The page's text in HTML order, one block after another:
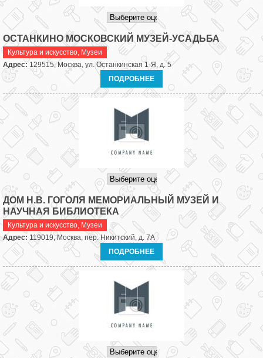
ОСТАНКИНО МОСКОВСКИЙ МУЗЕЙ-УСАДЬБА
Культура и искусство, Музеи
Адрес: 129515, Москва, ул. Останкинская 1-Я, д. 5
ПОДРОБНЕЕ
ДОМ Н.В. ГОГОЛЯ МЕМОРИАЛЬНЫЙ МУЗЕЙ И
НАУЧНАЯ БИБЛИОТЕКА
Культура и искусство, Музеи
Адрес: 119019, Москва, пер. Никитский, д. 7А
ПОДРОБНЕЕ